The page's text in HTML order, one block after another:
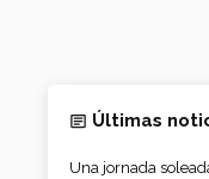
Últimas
Una jornada